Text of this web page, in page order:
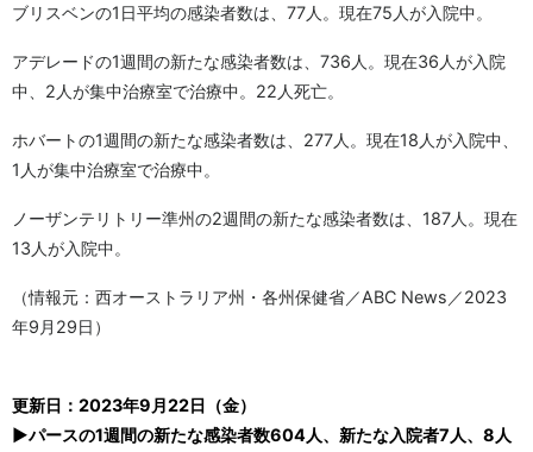
ブリスベンの1日平均の感染者数は、77人。現在75人が入院中。
アデレードの1週間の新たな感染者数は、736人。現在36人が入院
中、2人が集中治療室で治療中。22人死亡。
ホバートの1週間の新たな感染者数は、277人。現在18人が入院中、
1人が集中治療室で治療中。
ノーザンテリトリー準州の2週間の新たな感染者数は、187人。現在
13人が入院中。
（情報元：西オーストラリア州・各州保健省／ABC News／2023
年9月29日）
更新日：2023年9月22日（金）
▶パースの1週間の新たな感染者数604人、新たな入院者7人、8人